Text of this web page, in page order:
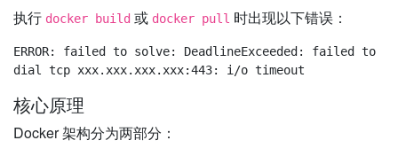
执行 docker build 或 docker pull 时出现以下错误：
ERROR: failed to solve: DeadlineExceeded: failed to
核心原理
Docker 架构分为两部分：